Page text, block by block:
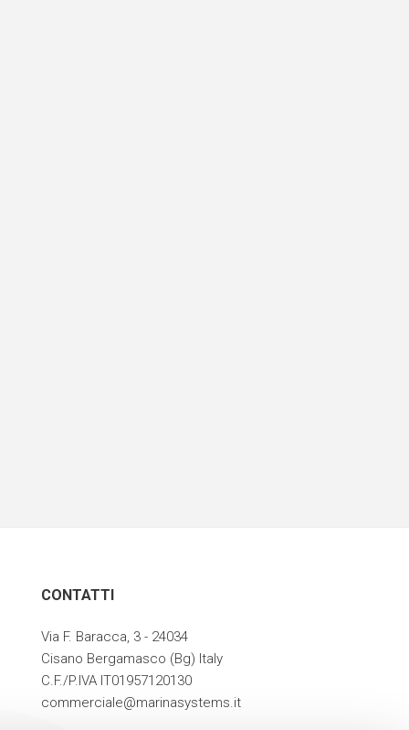
CONTATTI
Via F. Baracca, 3 - 24034
Cisano Bergamasco (Bg) Italy
C.F./P.IVA IT01957120130
commerciale@marinasystems.it